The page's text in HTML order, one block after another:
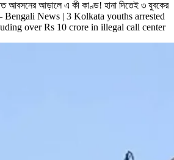
আড়ালে এ কী কাণ্ড! হানা দিতেই ৩ যুবকের
– Bengali News | 3 Kolkata youths arrested
over Rs 10 crore in illegal call center